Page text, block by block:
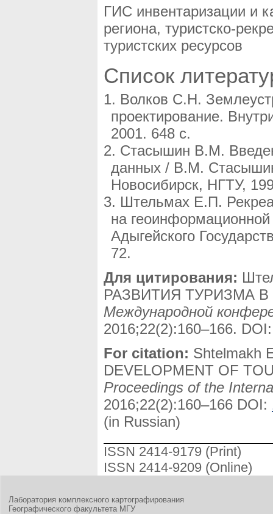
ГИС инвентаризации и
региона, туристско-
туристских ресурсов
Список
Волков С.Н.
проектирование.
2001. 648 с.
Стасышин В.М.
данных / В.М.
Новосибирск, НГТУ,
Штельмах Е.П.
на
Адыгейского
72.
Для цитирования:
РАЗВИТИЯ ТУРИЗМА
Международной
2016;22(2):160–166.
For citation: Shtelmakh
DEVELOPMENT OF
Proceedings of the
2016;22(2):160–166 DOI:
(in Russian)
ISSN 2414-9179 (Print)
ISSN 2414-9209 (Online)
Лаборатория комплексного картографирования
Географического факультета МГУ